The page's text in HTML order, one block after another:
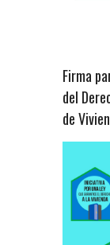
Firma
del
de